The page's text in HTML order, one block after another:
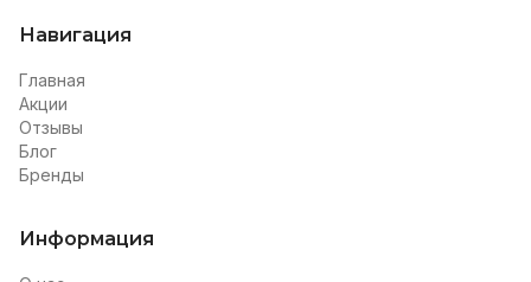
Навигация
Главная
Акции
Отзывы
Блог
Бренды
Информация